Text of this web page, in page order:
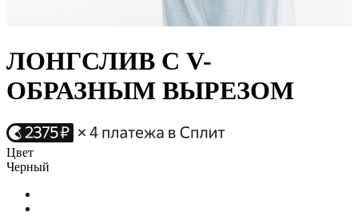
ЛОНГСЛИВ С V-
ОБРАЗНЫМ ВЫРЕЗОМ
Цвет
Черный